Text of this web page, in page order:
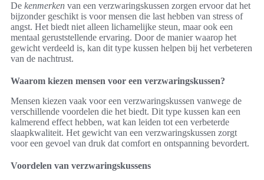
De kenmerken van een verzwaringskussen zorgen ervoor dat het
bijzonder geschikt is voor mensen die last hebben van stress of
angst. Het biedt niet alleen lichamelijke steun, maar ook een
mentaal geruststellende ervaring. Door de manier waarop het
gewicht verdeeld is, kan dit type kussen helpen bij het verbeteren
van de nachtrust.
Waarom kiezen mensen voor een verzwaringskussen?
Mensen kiezen vaak voor een verzwaringskussen vanwege de
verschillende voordelen die het biedt. Dit type kussen kan een
kalmerend effect hebben, wat kan leiden tot een verbeterde
slaapkwaliteit. Het gewicht van een verzwaringskussen zorgt
voor een gevoel van druk dat comfort en ontspanning bevordert.
Voordelen van verzwaringskussens